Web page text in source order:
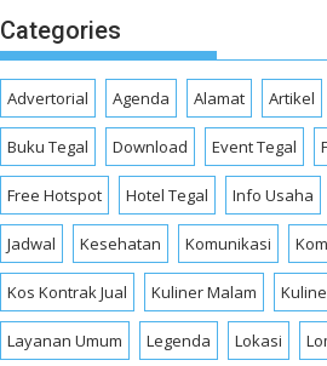
Categories
Advertorial Agenda Alamat Artikel
Buku Tegal Download Event Tegal
Free Hotspot Hotel Tegal Info Usaha
Jadwal Kesehatan Komunikasi
Kos Kontrak Jual Kuliner Malam
Layanan Umum Legenda Lokasi